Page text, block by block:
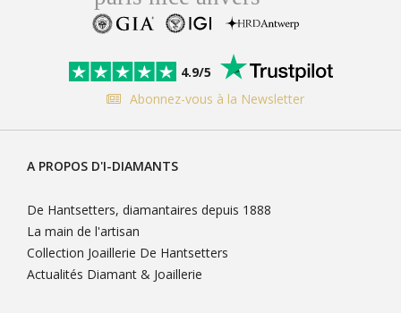
4.9/5
Abonnez-vous à la Newsletter
A PROPOS D'I-DIAMANTS
De Hantsetters, diamantaires depuis 1888
La main de l'artisan
Collection Joaillerie De Hantsetters
Actualités Diamant & Joaillerie